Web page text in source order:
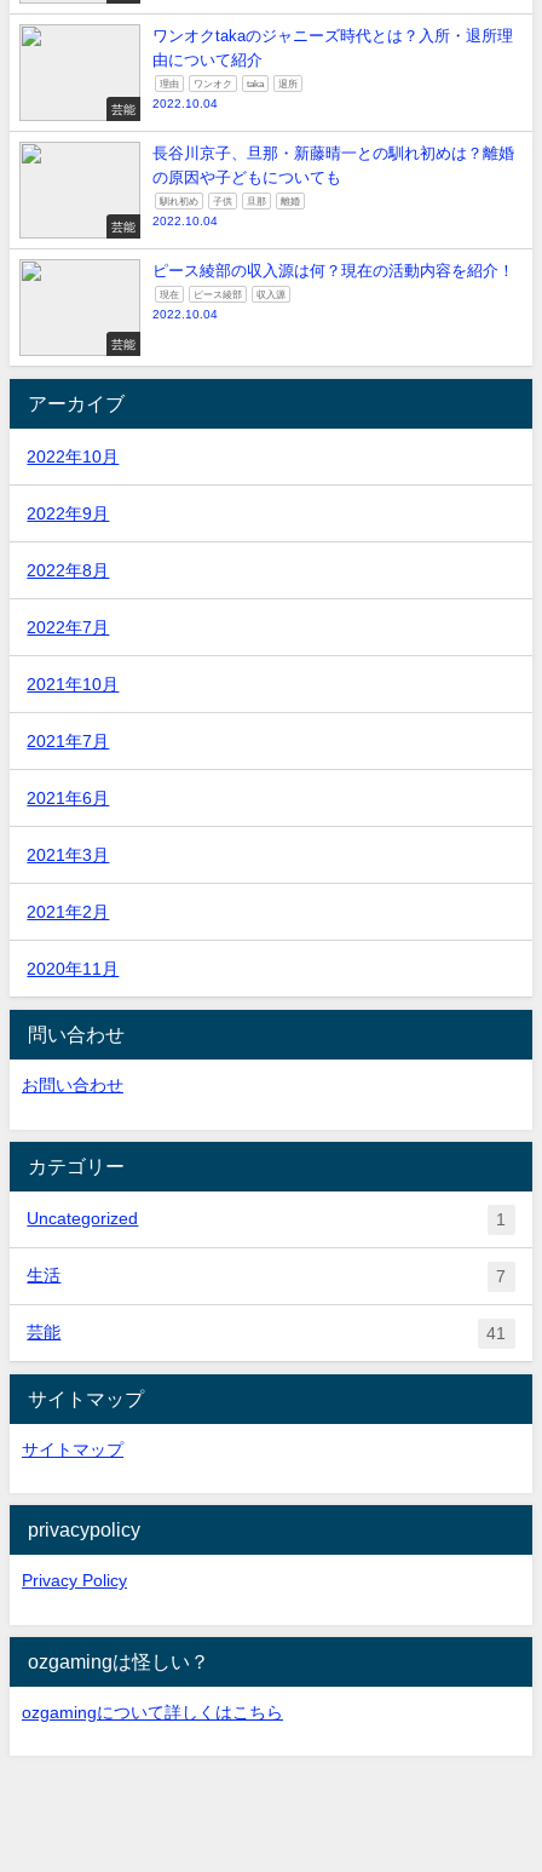
芸能
ワンオクtakaのジャニーズ時代とは？入所・退所理
由について紹介
理由 ワンオク taka 退所
2022.10.04
芸能
長谷川京子、旦那・新藤晴一との馴れ初めは？離婚
の原因や子どもについても
馴れ初め 子供 旦那 離婚
2022.10.04
芸能
ピース綾部の収入源は何？現在の活動内容を紹介！
現在 ピース綾部 収入源
2022.10.04
アーカイブ
2022年10月
2022年9月
2022年8月
2022年7月
2021年10月
2021年7月
2021年6月
2021年3月
2021年2月
2020年11月
問い合わせ
お問い合わせ
カテゴリー
Uncategorized 1
生活 7
芸能 41
サイトマップ
サイトマップ
privacypolicy
Privacy Policy
ozgamingは怪しい？
ozgamingについて詳しくはこちら